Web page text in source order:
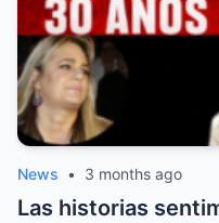
News • 3 months ago
Las historias